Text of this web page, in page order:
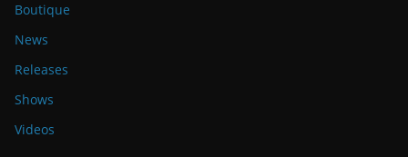
Boutique
News
Releases
Shows
Videos